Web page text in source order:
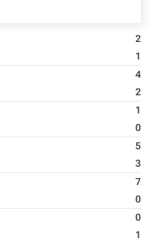
2
1
4
2
1
0
5
3
7
0
0
1